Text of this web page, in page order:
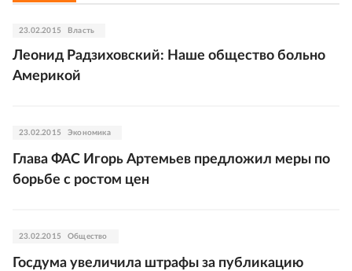
23.02.2015 Власть
Леонид Радзиховский: Наше общество больно
Америкой
23.02.2015 Экономика
Глава ФАС Игорь Артемьев предложил меры по
борьбе с ростом цен
23.02.2015 Общество
Госдума увеличила штрафы за публикацию